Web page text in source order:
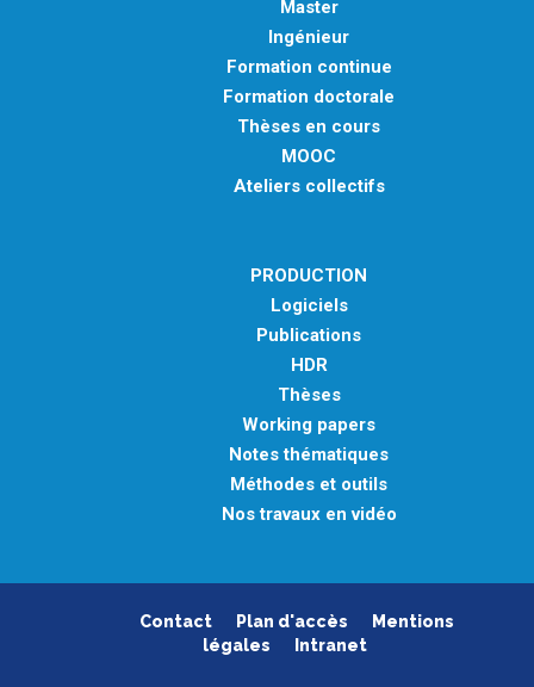
Master
Ingénieur
Formation continue
Formation doctorale
Thèses en cours
MOOC
Ateliers collectifs
PRODUCTION
Logiciels
Publications
HDR
Thèses
Working papers
Notes thématiques
Méthodes et outils
Nos travaux en vidéo
Contact Plan d'accès
Mentions
légales
Intranet